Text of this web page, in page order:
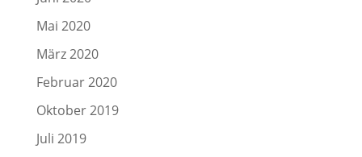
Mai 2020
März 2020
Februar 2020
Oktober 2019
Juli 2019